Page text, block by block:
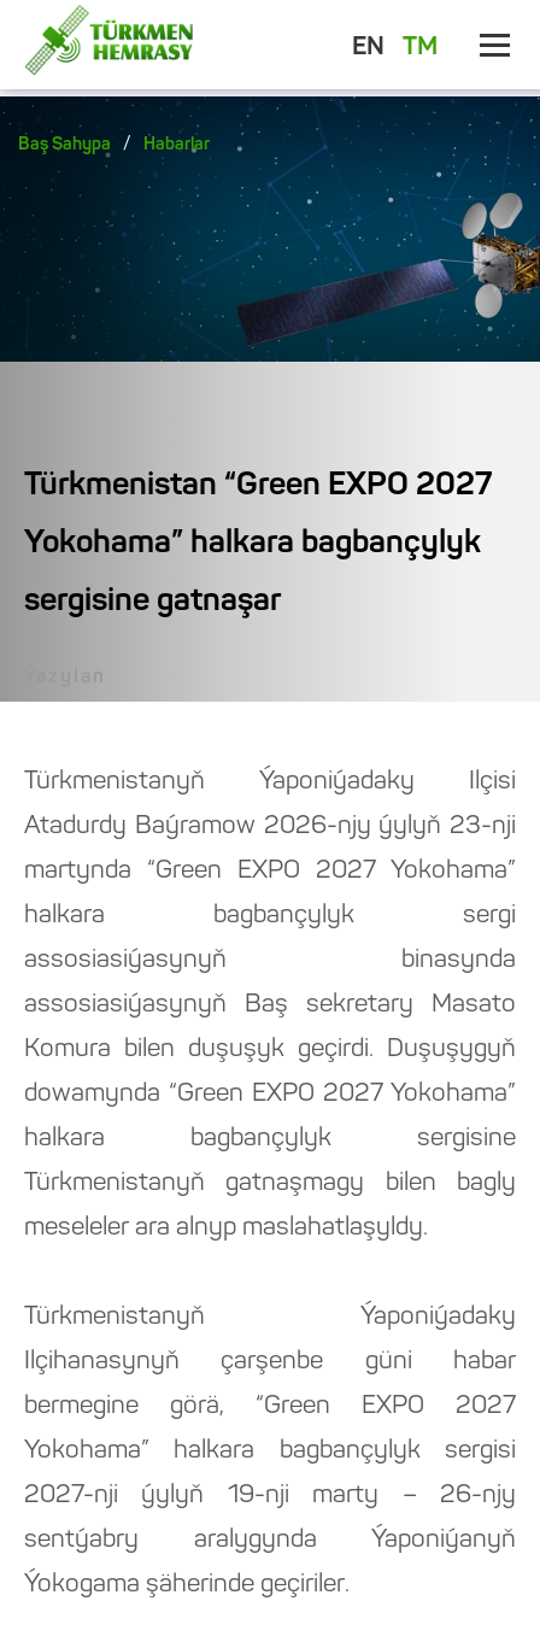
EN TM
Baş Sahypa / Habarlar
Türkmenistan “Green EXPO 2027
Yokohama” halkara bagbançylyk
sergisine gatnaşar
Türkmenistanyň Ýaponiýadaky Ilçisi
Atadurdy Baýramow 2026-njy ýylyň 23-nji
martynda “Green EXPO 2027 Yokohama”
halkara bagbançylyk sergi
assosiasiýasynyň binasynda
assosiasiýasynyň Baş sekretary Masato
Komura bilen duşuşyk geçirdi. Duşuşygyň
dowamynda “Green EXPO 2027 Yokohama”
halkara bagbançylyk sergisine
Türkmenistanyň gatnaşmagy bilen bagly
meseleler ara alnyp maslahatlaşyldy.
Türkmenistanyň Ýaponiýadaky
Ilçihanasynyň çarşenbe güni habar
bermegine görä, “Green EXPO 2027
Yokohama” halkara bagbançylyk sergisi
2027-nji ýylyň 19-nji marty – 26-njy
sentýabry aralygynda Ýaponiýanyň
Ýokogama şäherinde geçiriler.